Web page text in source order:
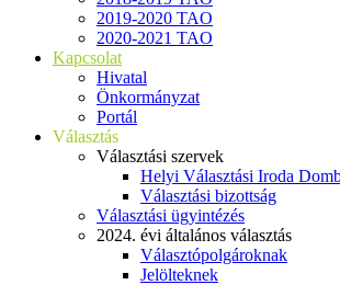
2019-2020 TAO
2020-2021 TAO
Kapcsolat
Hivatal
Önkormányzat
Portál
Választás
Választási szervek
Helyi Választási Iroda
Választási bizottság
Választási ügyintézés
2024. évi általános választás
Választópolgároknak
Jelölteknek